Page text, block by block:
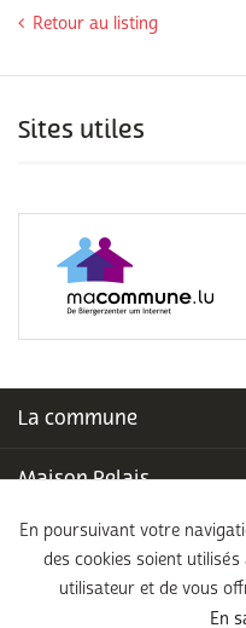
Retour au listing
Sites utiles
La commune
Maison Relais
Piscine communale
École fondamentale
En poursuivant votre
des cookies soient
utilisateur et de vous
En